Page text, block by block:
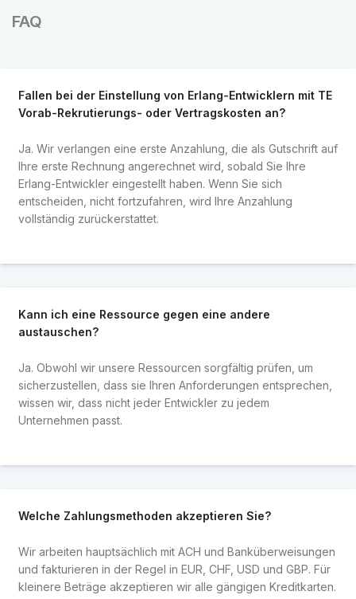
FAQ
Fallen bei der Einstellung von Erlang-Entwicklern mit TE
Vorab-Rekrutierungs- oder Vertragskosten an?
Ja. Wir verlangen eine erste Anzahlung, die als Gutschrift auf
Ihre erste Rechnung angerechnet wird, sobald Sie Ihre
Erlang-Entwickler eingestellt haben. Wenn Sie sich
entscheiden, nicht fortzufahren, wird Ihre Anzahlung
vollständig zurückerstattet.
Kann ich eine Ressource gegen eine andere
austauschen?
Ja. Obwohl wir unsere Ressourcen sorgfältig prüfen, um
sicherzustellen, dass sie Ihren Anforderungen entsprechen,
wissen wir, dass nicht jeder Entwickler zu jedem
Unternehmen passt.
Welche Zahlungsmethoden akzeptieren Sie?
Wir arbeiten hauptsächlich mit ACH und Banküberweisungen
und fakturieren in der Regel in EUR, CHF, USD und GBP. Für
kleinere Beträge akzeptieren wir alle gängigen Kreditkarten.